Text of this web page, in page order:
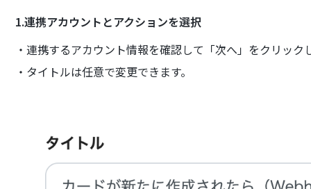
1.連携アカウントとアクションを選択
・連携するアカウント情報を確認して「次へ」をクリック
・タイトルは任意で変更できます。